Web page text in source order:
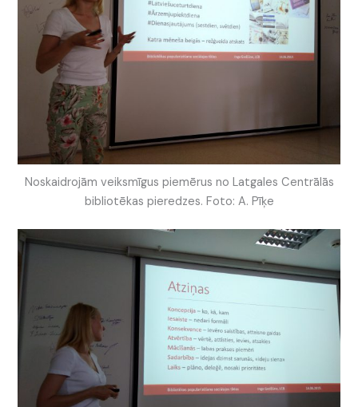
Noskaidrojām veiksmīgus piemērus no Latgales Centrālās
bibliotēkas pieredzes. Foto: A. Pīķe